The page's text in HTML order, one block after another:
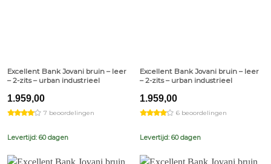
Excellent Bank Jovani bruin – leer
– 2-zits – urban industrieel
1.959,00
7 beoordelingen
Levertijd: 60 dagen
Excellent Bank Jovani bruin – leer
– 2-zits – urban industrieel
1.959,00
6 beoordelingen
Levertijd: 60 dagen